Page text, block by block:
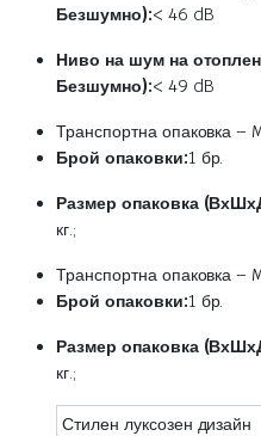
Безшумно):< 46 dB
Ниво на шум на
Безшумно):< 49 dB
Транспортна опаковка –
Брой опаковки:1 бр.
Размер опаковка
кг.;
Транспортна опаковка
Брой опаковки:1 бр.
Размер опаковка
кг.;
Стилен луксозен дизайн